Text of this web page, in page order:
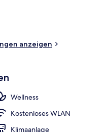
und Pediküre. Samurai -
spezialisiert und eines von
Zu den weiteren
ein kostenloser Kinderclub
und die Lage in
von anderen Reisenden.
anzeigen
Wellness
Kostenloses WLAN
Klimaanlage